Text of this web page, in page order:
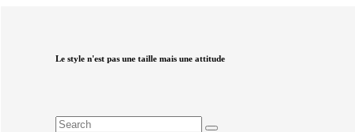
Le style n'est pas une taille mais une attitude